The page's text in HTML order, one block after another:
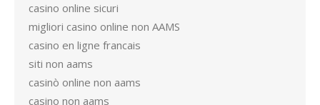
casino online sicuri
migliori casino online non AAMS
casino en ligne francais
siti non aams
casinò online non aams
casino non aams